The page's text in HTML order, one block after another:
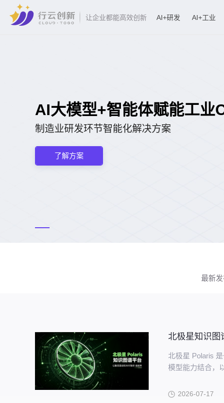
让企业都能高效创新 AI+研发 AI+工业
AI大模型+智能体赋能工业
制造业研发环节智能化解决方案
了解方案
最新
北极星知识图
北极星 Polaris
模型能力结合，
2026-07-17